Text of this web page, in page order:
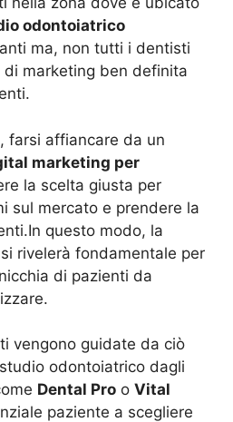
odontoiatrico
ma, non tutti i dentisti
marketing ben definita
farsi affiancare da un
marketing per
la scelta giusta per
sul mercato e prendere la
questo modo, la
rivelerà fondamentale per
di pazienti da
vengono guidate da ciò
odontoiatrico dagli
Dental Pro o Vital
paziente a scegliere